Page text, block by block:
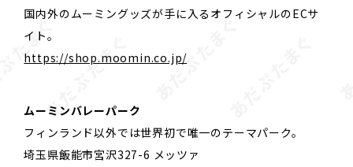
国内外のムーミングッズが手に入るオフィシャルのECサ
イト。
https://shop.moomin.co.jp/
ムーミンバレーパーク
フィンランド以外では世界初で唯一のテーマパーク。
埼玉県飯能市宮沢327-6 メッツァ